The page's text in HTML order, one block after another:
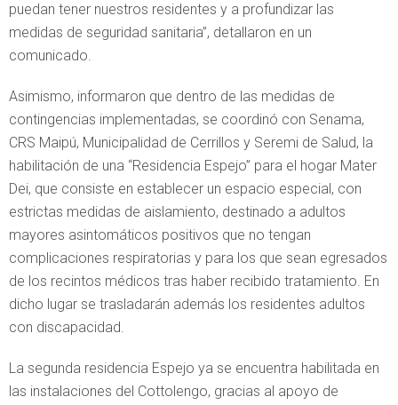
puedan tener nuestros residentes y a profundizar las
medidas de seguridad sanitaria”, detallaron en un
comunicado.
Asimismo, informaron que dentro de las medidas de
contingencias implementadas, se coordinó con Senama,
CRS Maipú, Municipalidad de Cerrillos y Seremi de Salud, la
habilitación de una “Residencia Espejo” para el hogar Mater
Dei, que consiste en establecer un espacio especial, con
estrictas medidas de aislamiento, destinado a adultos
mayores asintomáticos positivos que no tengan
complicaciones respiratorias y para los que sean egresados
de los recintos médicos tras haber recibido tratamiento. En
dicho lugar se trasladarán además los residentes adultos
con discapacidad.
La segunda residencia Espejo ya se encuentra habilitada en
las instalaciones del Cottolengo, gracias al apoyo de